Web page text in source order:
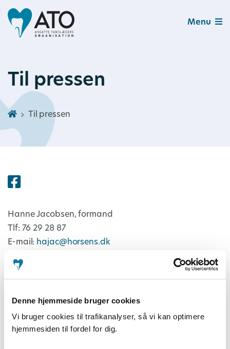
Denne hjemmeside bruger cookies
Vi bruger cookies til trafikanalyser, så vi kan optimere
hjemmesiden til fordel for dig.
Menu
Til pressen
Til pressen
Hanne Jacobsen, formand
Tlf: 76 29 28 87
E-mail: hajac@horsens.dk
Michael Jacobsen, direktør
E-mail:
mj@ato.dk
Ea Nielsen, redaktør